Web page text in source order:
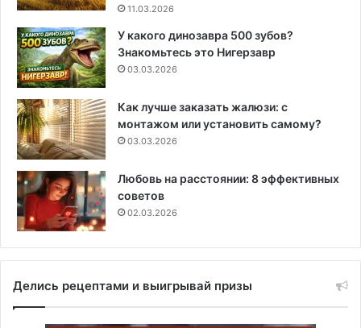
11.03.2026
У какого динозавра 500 зубов?
Знакомьтесь это Нигерзавр
03.03.2026
Как лучше заказать жалюзи: с
монтажом или установить самому?
03.03.2026
Любовь на расстоянии: 8 эффективных
советов
02.03.2026
Делись рецептами и выигрывай призы